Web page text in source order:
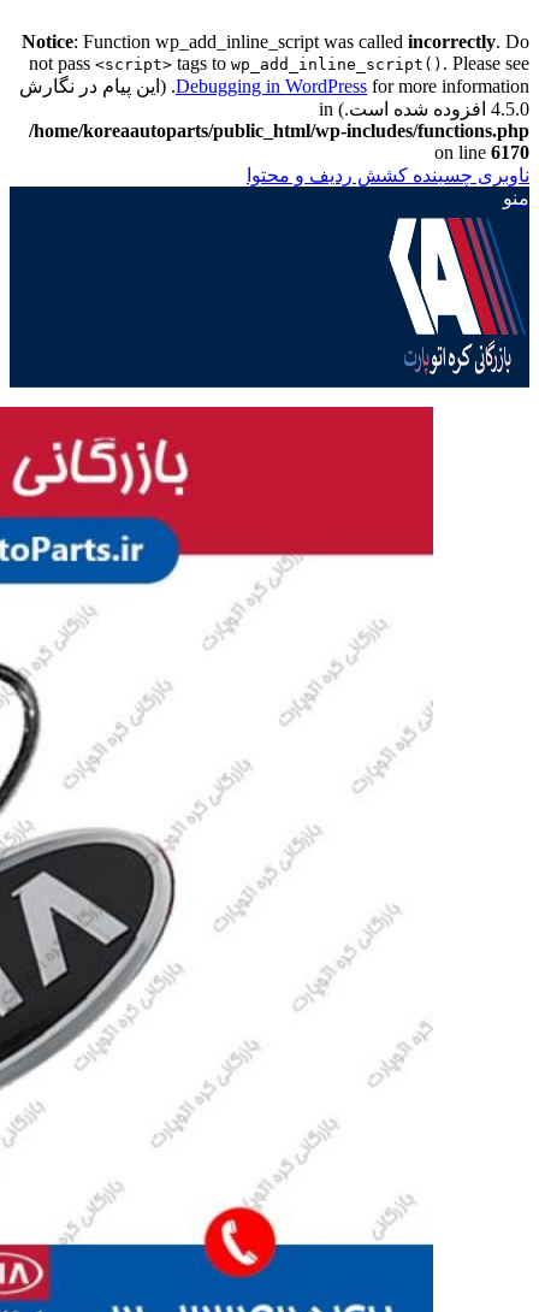
Notice: Function wp_add_inline_script was called incorrectly. Do
not pass <script> tags to wp_add_inline_script() . Please see
Debugging in WordPressfor more information. (این پیام در نگارش
4.5.0 افزوده شده است.) in
/home/koreaautoparts/public_html/wp-includes/functions.php
on line 6170
ناوبری چسبنده کشش ردیف و محتوا
منو